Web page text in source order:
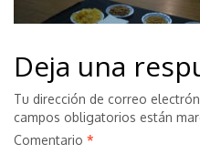
Deja una
Tu dirección de correo
campos obligatorios están
Comentario *